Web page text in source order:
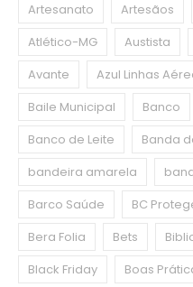
Artesanato
Artesãos
Atlético-MG
Austista
Avante
Azul Linhas
Baile Municipal
Banco
Banco de Leite
Banda
bandeira amarela
Barco Saúde
BC
Bera Folia
Bets
Black Friday
Boas